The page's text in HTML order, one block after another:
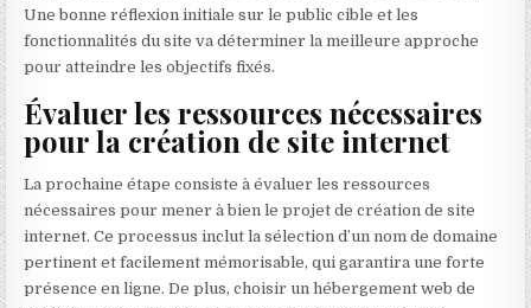
Une bonne réflexion initiale sur le public cible et les
fonctionnalités du site va déterminer la meilleure approche
pour atteindre les objectifs fixés.
Évaluer les ressources nécessaires
pour la création de site internet
La prochaine étape consiste à évaluer les ressources
nécessaires pour mener à bien le projet de création de site
internet. Ce processus inclut la sélection d’un nom de domaine
pertinent et facilement mémorisable, qui garantira une forte
présence en ligne. De plus, choisir un hébergement web de